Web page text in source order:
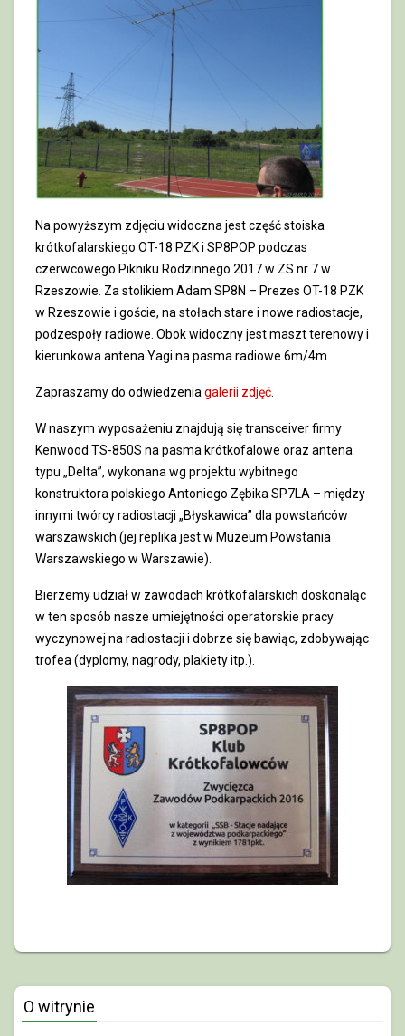
Na powyższym zdjęciu widoczna jest część stoiska
krótkofalarskiego OT-18 PZK i SP8POP podczas
czerwcowego Pikniku Rodzinnego 2017 w ZS nr 7 w
Rzeszowie. Za stolikiem Adam SP8N – Prezes OT-18 PZK
w Rzeszowie i goście, na stołach stare i nowe radiostacje,
podzespoły radiowe. Obok widoczny jest maszt terenowy i
kierunkowa antena Yagi na pasma radiowe 6m/4m.
Zapraszamy do odwiedzenia galerii zdjęć
W naszym wyposażeniu znajdują się transceiver firmy
Kenwood TS-850S na pasma krótkofalowe oraz antena
typu „Delta”, wykonana wg projektu wybitnego
konstruktora polskiego Antoniego Zębika SP7LA – między
innymi twórcy radiostacji „Błyskawica” dla powstańców
warszawskich (jej replika jest w Muzeum Powstania
Warszawskiego w Warszawie).
Bierzemy udział w zawodach krótkofalarskich doskonaląc
w ten sposób nasze umiejętności operatorskie pracy
wyczynowej na radiostacji i dobrze się bawiąc, zdobywając
trofea (dyplomy, nagrody, plakiety itp.).
O witrynie